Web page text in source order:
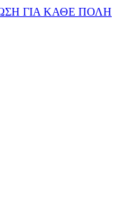
ΓΙΑ ΚΑΘΕ ΠΟΛΗ